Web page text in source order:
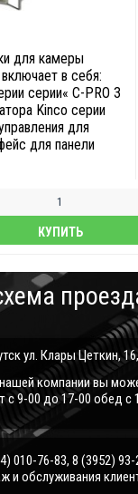
для камеры
в себя:
серии« C-PRO 3
Kinco серии
для
для панели
КУПИТЬ
ул. Клары Цеткин,
компании вы
с 9-00 до 17-00 обед с
010-76-83, 8 (3952)
и обслуживания